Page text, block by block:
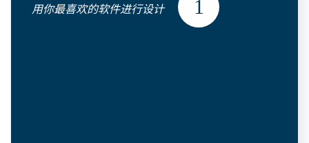
用你最喜欢的软件进行设计